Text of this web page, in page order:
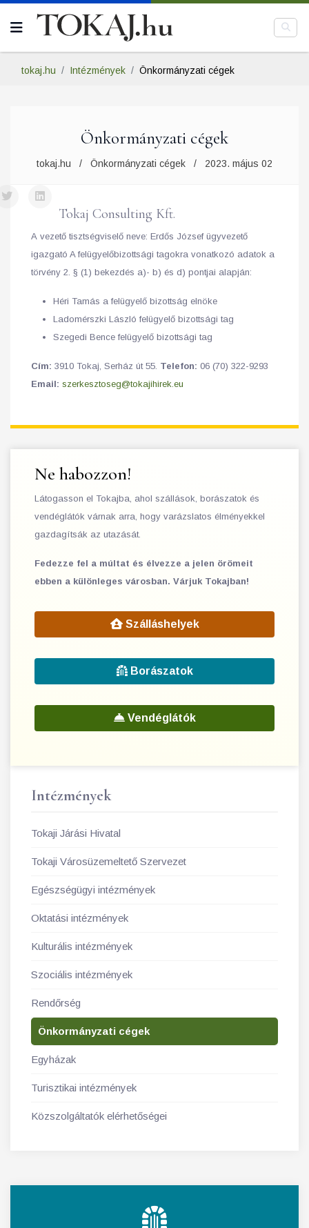
tokaj.hu Intézmények Önkormányzati cégek
Önkormányzati cégek
tokaj.hu Önkormányzati cégek 2023. május 02
Tokaj Consulting Kft.
A vezető tisztségviselő neve: Erdős József ügyvezető
igazgató A felügyelőbizottsági tagokra vonatkozó adatok a
törvény 2. § (1) bekezdés a)- b) és d) pontjai alapján:
Héri Tamás a felügyelő bizottság elnöke
Ladomérszki László felügyelő bizottsági tag
Szegedi Bence felügyelő bizottsági tag
Cím: 3910 Tokaj, Serház út 55. Telefon: 06 (70) 322-9293
Email: szerkesztoseg@tokajihirek.eu
Ne habozzon!
Látogasson el Tokajba, ahol szállások, borászatok és
vendéglátók várnak arra, hogy varázslatos élményekkel
gazdagítsák az utazását.
Fedezze fel a múltat és élvezze a jelen örömeit
ebben a különleges városban. Várjuk Tokajban!
Szálláshelyek
Borászatok
Vendéglátók
Intézmények
Tokaji Járási Hivatal
Tokaji Városüzemeltető Szervezet
Egészségügyi intézmények
Oktatási intézmények
Kulturális intézmények
Szociális intézmények
Rendőrség
Önkormányzati cégek
Egyházak
Turisztikai intézmények
Közszolgáltatók elérhetőségei